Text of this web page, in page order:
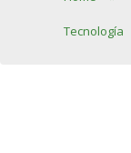
Tecnología